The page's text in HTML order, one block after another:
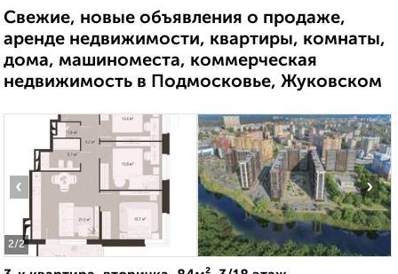
Свежие, новые объявления о продаже,
аренде недвижимости, квартиры, комнаты,
дома, машиноместа, коммерческая
недвижимость в Подмосковье, Жуковском
2/2
‹ ›